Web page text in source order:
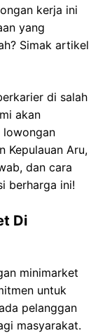
kerja ini
yang
Simak artikel
di salah
akan
lowongan
Kepulauan Aru,
dan cara
berharga ini!
Di
minimarket
untuk
pelanggan
masyarakat.